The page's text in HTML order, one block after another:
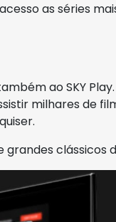
as séries
ao SKY
milhares de
grandes clássicos